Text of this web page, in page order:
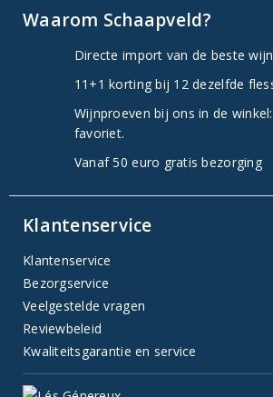
Waarom Schaapveld?
Directe import van de beste
11+1 korting bij 12 dezelfde
Wijnproeven bij ons in de
favoriet.
Vanaf 50 euro gratis bezorging
Klantenservice
Klantenservice
Bezorgservice
Veelgestelde vragen
Reviewbeleid
Kwaliteitsgarantie en service